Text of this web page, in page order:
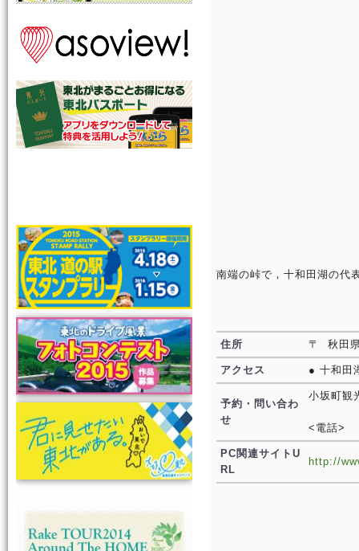
南端の峠で，十和田湖の代
住所 〒 秋田
アクセス ● 十和田
予約・問い合わ
せ
小坂町観
<電話>
PC関連サイトU
RL
http://